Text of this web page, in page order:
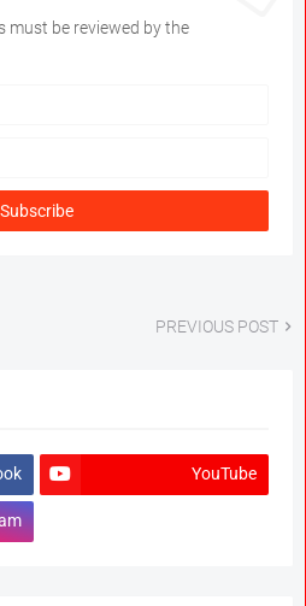
must be reviewed by the
PREVIOUS POST
YouTube